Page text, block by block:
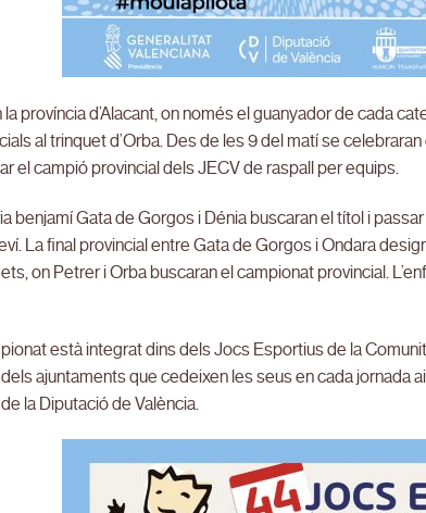
la província d’Alacant, on només el guanyador de cada
al trinquet d’Orba. Des de les 9 del matí se
el campió provincial dels JECV de raspall per equips.
benjamí Gata de Gorgos i Dénia buscaran el títol i
La final provincial entre Gata de Gorgos i Ondara
on Petrer i Orba buscaran el campionat provincial.
està integrat dins dels Jocs Esportius de la
ajuntaments que cedeixen les seus en cada jornada
la Diputació de València.